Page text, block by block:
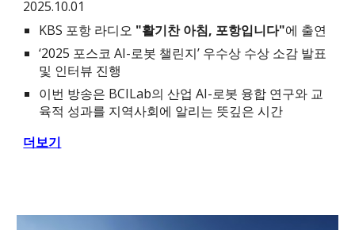
2025.10.01
KBS 포항 라디오 "활기찬 아침, 포항입니다"에 출연
‘2025 포스코 AI-로봇 챌린지’ 우수상 수상 소감 발표
및 인터뷰 진행
이번 방송은 BCILab의 산업 AI-로봇 융합 연구와 교
육적 성과를 지역사회에 알리는 뜻깊은 시간
더보기